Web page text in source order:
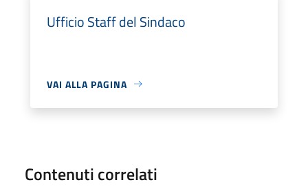
Ufficio Staff del Sindaco
VAI ALLA PAGINA
Contenuti correlati